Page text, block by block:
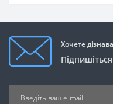
Хочете